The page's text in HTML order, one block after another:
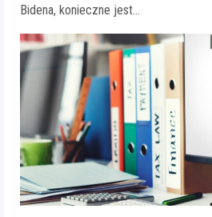
Bidena, konieczne jest…